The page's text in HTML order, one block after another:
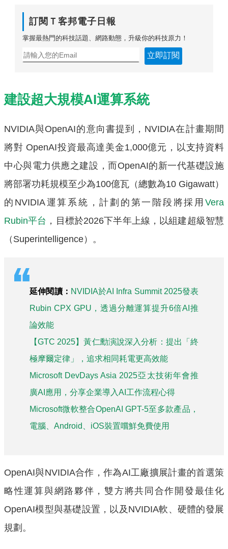
訂閱Ｔ客邦電子日報
掌握最熱門的科技話題、網路動態，升級你的科技原力！
立即訂閱
建設超大規模AI運算系統
NVIDIA與OpenAI的意向書提到，NVIDIA在計畫期間
將對 OpenAI投資最高達美金1,000億元，以支持資料
中心與電力供應之建設，而OpenAI的新一代基礎設施
將部署功耗規模至少為100億瓦（總數為10 Gigawatt）
的NVIDIA運算系統，計劃的第一階段將採用 Vera
Rubin平台 ，目標於2026下半年上線，以組建超級智慧
（Superintelligence）。
延伸閱讀： NVIDIA於AI Infra Summit 2025發表
Rubin CPX GPU，透過分離運算提升6倍AI推
論效能
【GTC 2025】黃仁勳演說深入分析：提出「終
極摩爾定律」，追求相同耗電更高效能
Microsoft DevDays Asia 2025亞太技術年會推
廣AI應用，分享企業導入AI工作流程心得
Microsoft微軟整合OpenAI GPT-5至多款產品，
電腦、Android、iOS裝置嚐鮮免費使用
OpenAI與NVIDIA合作，作為AI工廠擴展計畫的首選策
略性運算與網路夥伴，雙方將共同合作開發最佳化
OpenAI模型與基礎設置，以及NVIDIA軟、硬體的發展
規劃。